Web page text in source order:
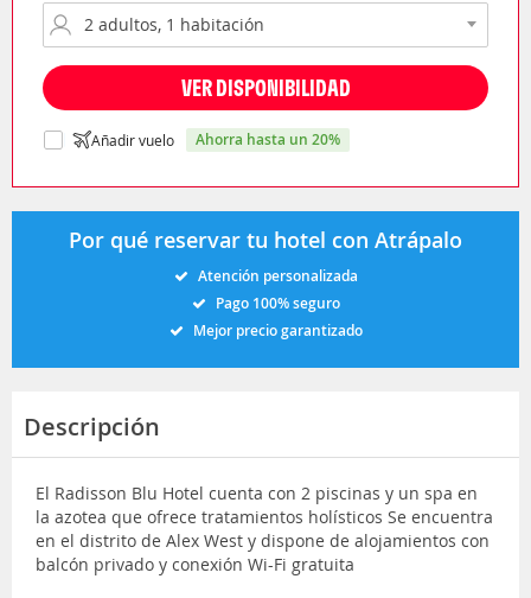
VER DISPONIBILIDAD
Añadir vuelo ahorra hasta un 20%
Por qué reservar tu hotel con Atrápalo
Atención personalizada
Pago 100% seguro
Mejor precio garantizado
Descripción
El Radisson Blu Hotel cuenta con 2 piscinas y un spa en
la azotea que ofrece tratamientos holísticos Se encuentra
en el distrito de Alex West y dispone de alojamientos con
balcón privado y conexión Wi-Fi gratuita